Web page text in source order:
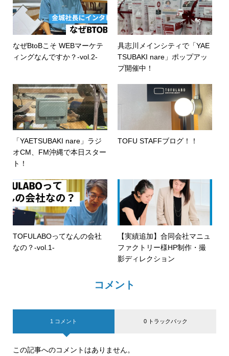
なぜBtoBこそ WEBマーケテ
ィングなんですか？-vol.2-
具志川メインシティで「YAE
TSUBAKI nare」ポップアッ
プ開催中！
「YAETSUBAKI nare」ラジ
オCM、FM沖縄で本日スター
ト！
TOFU STAFFブログ！！
TOFULABOってなんの会社
なの？-vol.1-
【実績追加】合同会社マニュ
ファクトリー様HP制作・撮
影ディレクション
コメント
1 コメント 0 トラックバック
この記事へのコメントはありません。